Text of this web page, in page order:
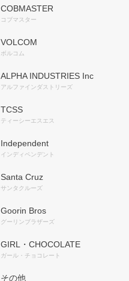
COBMASTER
コブマスター
VOLCOM
ボルコム
ALPHA INDUSTRIES Inc
アルファインダストリーズ
TCSS
ティーシーエスエス
Independent
インディペンデント
Santa Cruz
サンタクルーズ
Goorin Bros
グーリンブラザーズ
GIRL・CHOCOLATE
ガール・チョコレート
その他